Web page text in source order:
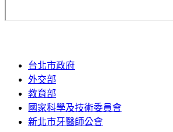
台北市政府
外交部
教育部
國家科學及技術委員會
新北市牙醫師公會